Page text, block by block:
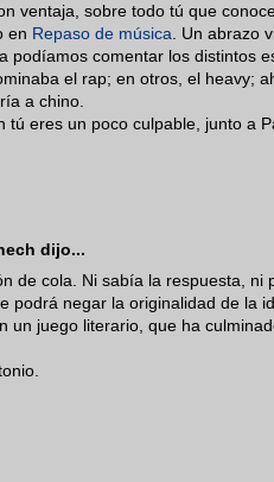
ventaja, sobre todo tú que
en Repaso de música . Un abrazo
podíamos comentar los distintos
el rap; en otros, el heavy;
a chino.
tú eres un poco culpable, junto a
dijo...
de cola. Ni sabía la respuesta, ni
podrá negar la originalidad de la
un juego literario, que ha